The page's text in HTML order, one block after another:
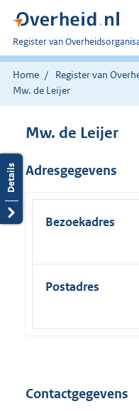
U
bent
nu
hier:
Register van
Home Register van
Mw. de Leijer
Mw. de Leijer
Adresgegevens
Bezoekadres
Postadres
Contactgegevens